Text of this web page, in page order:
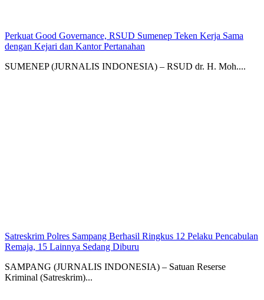
Perkuat Good Governance, RSUD Sumenep Teken Kerja Sama
dengan Kejari dan Kantor Pertanahan
SUMENEP (JURNALIS INDONESIA) – RSUD dr. H. Moh....
Satreskrim Polres Sampang Berhasil Ringkus 12 Pelaku Pencabulan
Remaja, 15 Lainnya Sedang Diburu
SAMPANG (JURNALIS INDONESIA) – Satuan Reserse
Kriminal (Satreskrim)...